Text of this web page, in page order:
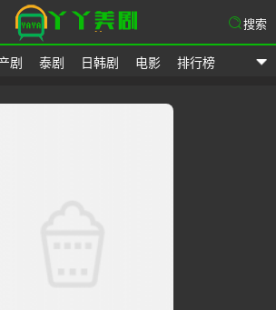
剧 泰剧 日韩剧 电影 排行榜
搜索